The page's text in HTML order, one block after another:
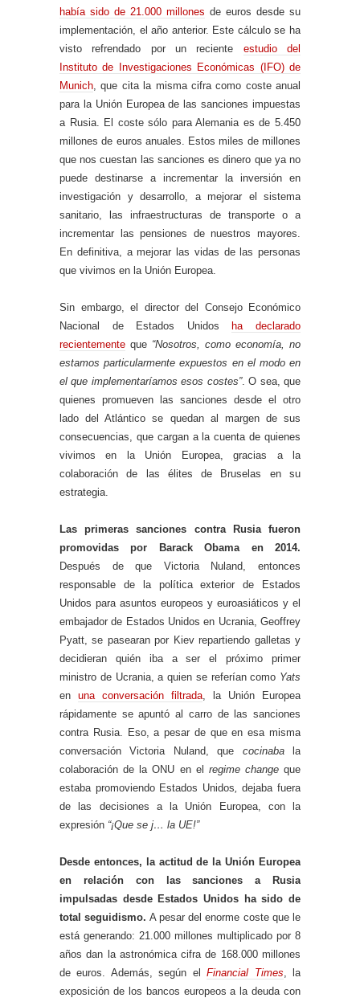
había sido de 21.000 millones de euros desde su
implementación, el año anterior. Este cálculo se ha
visto refrendado por un reciente estudio del
Instituto de Investigaciones Económicas (IFO) de
Munich , que cita la misma cifra como coste anual
para la Unión Europea de las sanciones impuestas
a Rusia. El coste sólo para Alemania es de 5.450
millones de euros anuales. Estos miles de millones
que nos cuestan las sanciones es dinero que ya no
puede destinarse a incrementar la inversión en
investigación y desarrollo, a mejorar el sistema
sanitario, las infraestructuras de transporte o a
incrementar las pensiones de nuestros mayores.
En definitiva, a mejorar las vidas de las personas
que vivimos en la Unión Europea.
Sin embargo, el director del Consejo Económico
Nacional de Estados Unidos
ha declarado
recientemente que “Nosotros, como economía, no
estamos particularmente expuestos en el modo en
el que implementaríamos esos costes”. O sea, que
quienes promueven las sanciones desde el otro
lado del Atlántico se quedan al margen de sus
consecuencias, que cargan a la cuenta de quienes
vivimos en la Unión Europea, gracias a la
colaboración de las élites de Bruselas en su
estrategia.
Las primeras sanciones contra Rusia fueron
promovidas por Barack Obama en 2014.
Después de que Victoria Nuland, entonces
responsable de la política exterior de Estados
Unidos para asuntos europeos y euroasiáticos y el
embajador de Estados Unidos en Ucrania, Geoffrey
Pyatt, se pasearan por Kiev repartiendo galletas y
decidieran quién iba a ser el próximo primer
ministro de Ucrania, a quien se referían como Yats
en una conversación filtrada , la Unión Europea
rápidamente se apuntó al carro de las sanciones
contra Rusia. Eso, a pesar de que en esa misma
conversación Victoria Nuland, que cocinabala
colaboración de la ONU en el regime change que
estaba promoviendo Estados Unidos ,dejaba fuera
de las decisiones a la Unión Europea, con la
expresión “¡Que se j… la UE!”
Desde entonces, la actitud de la Unión Europea
en relación con las sanciones a Rusia
impulsadas desde Estados Unidos ha sido de
total seguidismo. A pesar del enorme coste que le
está generando: 21.000 millones multiplicado por 8
años dan la astronómica cifra de 168.000 millones
de euros. Además, según elFinancial Times , la
exposición de los bancos europeos a la deuda con